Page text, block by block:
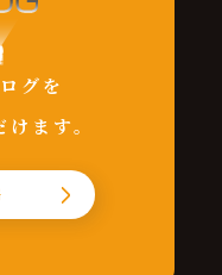
グを
ます。